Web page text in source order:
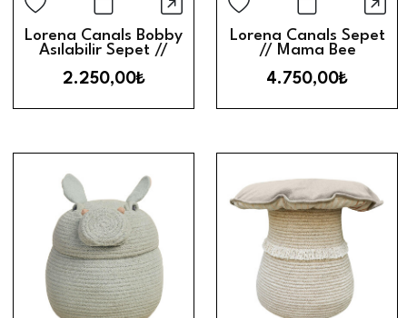
Sepete Ekle
Hızlı Görünüm
Lorena Canals Bobby
Asılabilir Sepet //
2.250,00₺
Sepete
Lorena Canals Sepet
// Mama Bee
4.750,00₺